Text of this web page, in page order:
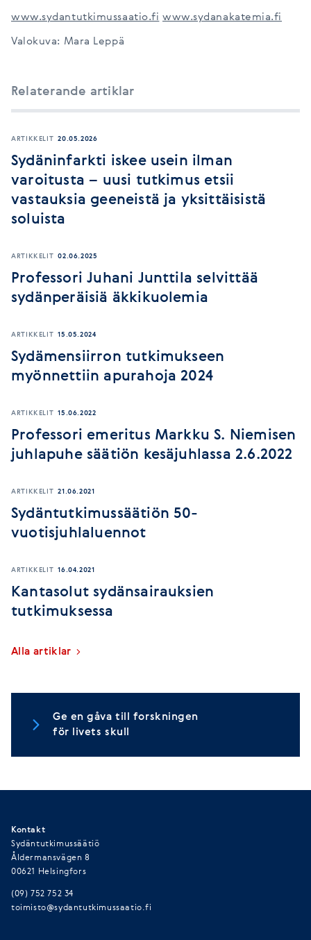
www.sydantutkimussaatio.fi www.sydanakatemia.fi
Valokuva: Mara Leppä
Relaterande artiklar
ARTIKKELIT 20.05.2026
Sydäninfarkti iskee usein ilman
varoitusta – uusi tutkimus etsii
vastauksia geeneistä ja yksittäisistä
soluista
ARTIKKELIT 02.06.2025
Professori Juhani Junttila selvittää
sydänperäisiä äkkikuolemia
ARTIKKELIT 15.05.2024
Sydämensiirron tutkimukseen
myönnettiin apurahoja 2024
ARTIKKELIT 15.06.2022
Professori emeritus Markku S. Niemisen
juhlapuhe säätiön kesäjuhlassa 2.6.2022
ARTIKKELIT 21.06.2021
Sydäntutkimussäätiön 50-
vuotisjuhlaluennot
ARTIKKELIT 16.04.2021
Kantasolut sydänsairauksien
tutkimuksessa
Alla artiklar
Ge en gåva till forskningen
för livets skull
Kontakt
Sydäntutkimussäätiö
Åldermansvägen 8
00621 Helsingfors
(09) 752 752 34
toimisto@sydantutkimussaatio.fi